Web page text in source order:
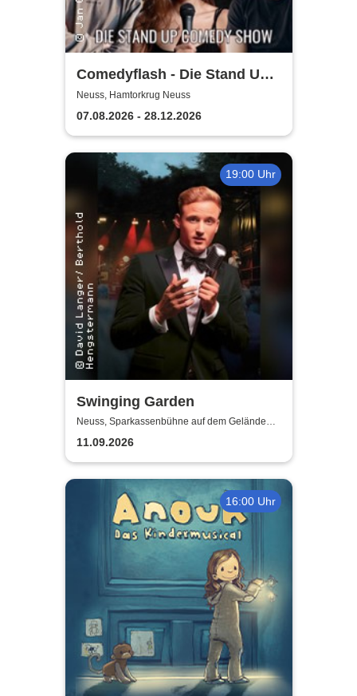
Comedyflash - Die Stand Up
Comedy Show in Neuss
Neuss, Hamtorkrug Neuss
07.08.2026 - 28.12.2026
19:00 Uhr
Swinging Garden
Neuss, Sparkassenbühne auf dem Gelände
der Landesgartenschau Neuss
11.09.2026
16:00 Uhr